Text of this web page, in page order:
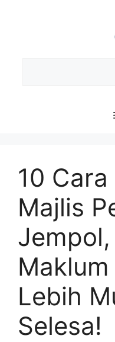
10
Majlis
Lebih
Selesa!